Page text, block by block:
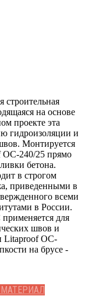
строительная
на основе
проекте эта
гидроизоляции и
Монтируется
OC-240/25 прямо
бетона.
в строгом
приведенными в
всеми
в России.
для
швов и
Litaproof OC-
на брусе -